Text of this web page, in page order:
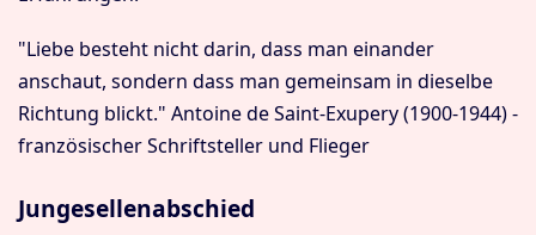
"Liebe besteht nicht darin, dass man einander
anschaut, sondern dass man gemeinsam in dieselbe
Richtung blickt." Antoine de Saint-Exupery (1900‐1944) -
französischer Schriftsteller und Flieger
Jungesellenabschied